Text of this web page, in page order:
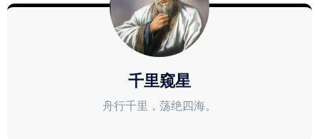
千里窥星
舟行千里，荡绝四海。